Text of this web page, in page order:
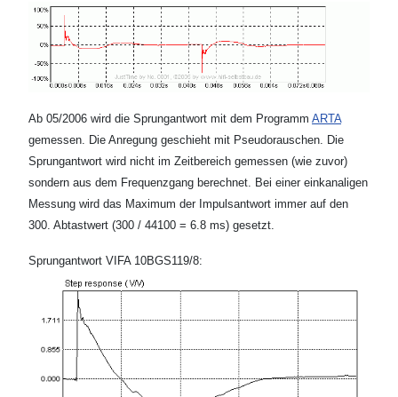
Ab 05/2006 wird die Sprungantwort mit dem Programm ARTA
gemessen. Die Anregung geschieht mit Pseudorauschen. Die
Sprungantwort wird nicht im Zeitbereich gemessen (wie zuvor)
sondern aus dem Frequenzgang berechnet. Bei einer einkanaligen
Messung wird das Maximum der Impulsantwort immer auf den
300. Abtastwert (300 / 44100 = 6.8 ms) gesetzt.
Sprungantwort VIFA 10BGS119/8: